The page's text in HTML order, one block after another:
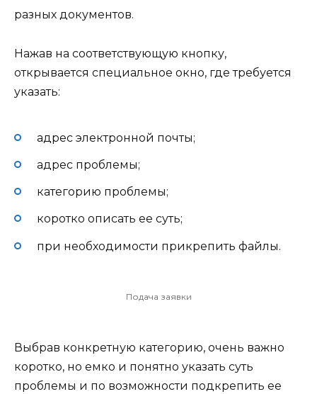
разных документов.
Нажав на соответствующую кнопку,
открывается специальное окно, где требуется
указать:
адрес электронной почты;
адрес проблемы;
категорию проблемы;
коротко описать ее суть;
при необходимости прикрепить файлы.
Подача заявки
Выбрав конкретную категорию, очень важно
коротко, но емко и понятно указать суть
проблемы и по возможности подкрепить ее